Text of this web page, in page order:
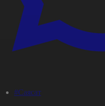
#Саясат